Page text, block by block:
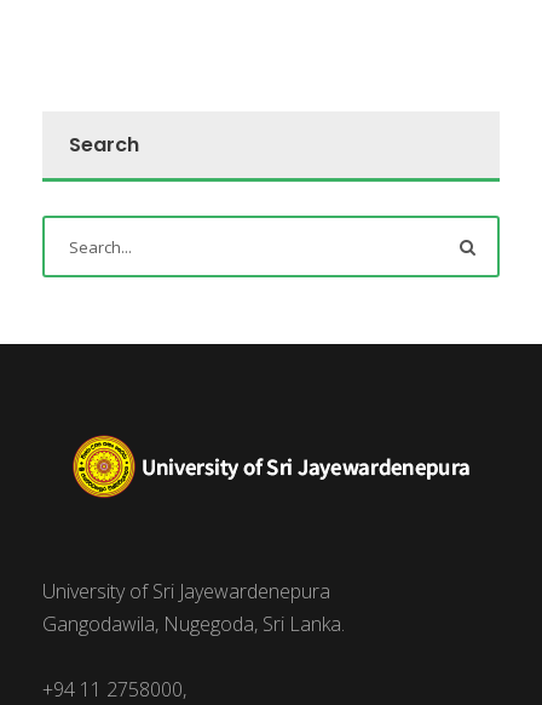
Search
University of Sri Jayewardenepura
Gangodawila, Nugegoda, Sri Lanka.
+94 11 2758000,